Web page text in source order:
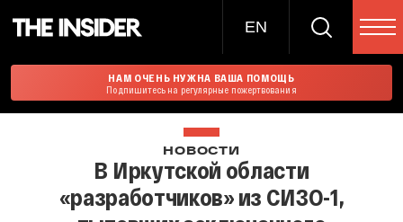
EN
НАМ ОЧЕНЬ НУЖНА ВАША ПОМОЩЬ
Подпишитесь на регулярные пожертвования
НОВОСТИ
В Иркутской области
«разработчиков» из СИЗО-1,